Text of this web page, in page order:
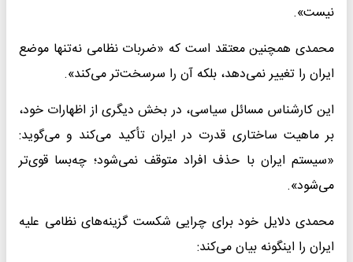
نیست».
محمدی همچنین معتقد است که «ضربات نظامی نه‌تنها موضع
ایران را تغییر نمی‌دهد، بلکه آن را سرسخت‌تر می‌کند».
این کارشناس مسائل سیاسی، در بخش دیگری از اظهارات خود،
بر ماهیت ساختاری قدرت در ایران تأکید می‌کند و می‌گوید:
«سیستم ایران با حذف افراد متوقف نمی‌شود؛ چه‌بسا قوی‌تر
می‌شود».
محمدی دلایل خود برای چرایی شکست گزینه‌های نظامی علیه
ایران را اینگونه بیان می‌کند: